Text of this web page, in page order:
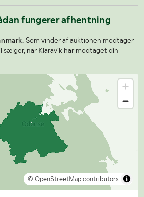
fungerer afhentning
Som vinder af auktionen modtager
når Klaravik har modtaget din
© OpenStreetMap contributors